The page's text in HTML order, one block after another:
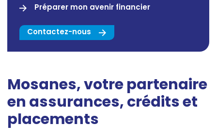
Préparer mon avenir financier
Contactez-nous
Mosanes, votre partenaire
en assurances, crédits et
placements